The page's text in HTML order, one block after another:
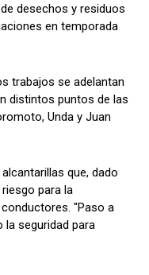
desechos y residuos
en temporada
trabajos se adelantan
distintos puntos de las
Unda y Juan
que, dado
para la
"Paso a
seguridad para